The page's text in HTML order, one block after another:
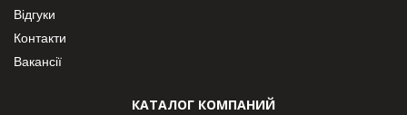
Відгуки
Контакти
Вакансії
КАТАЛОГ КОМПАНИЙ